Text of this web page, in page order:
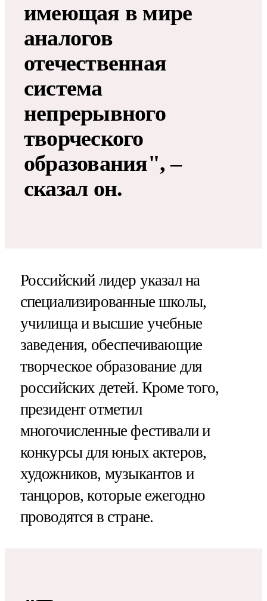
имеющая в мире
аналогов
отечественная
система
непрерывного
творческого
образования", –
сказал он.
Российский лидер указал на
специализированные школы,
училища и высшие учебные
заведения, обеспечивающие
творческое образование для
российских детей. Кроме того,
президент отметил
многочисленные фестивали и
конкурсы для юных актеров,
художников, музыкантов и
танцоров, которые ежегодно
проводятся в стране.